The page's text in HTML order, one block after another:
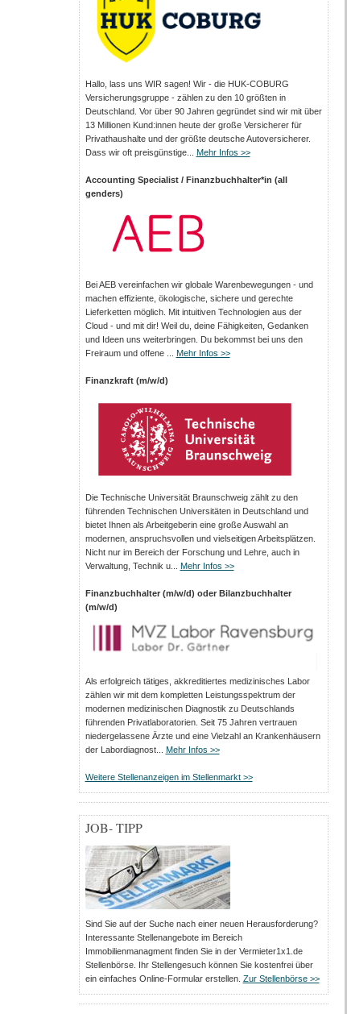
Hallo, lass uns WIR sagen! Wir - die HUK-COBURG
Versicherungsgruppe - zählen zu den 10 größten in
Deutschland. Vor über 90 Jahren gegründet sind wir mit über
13 Millionen Kund:innen heute der große Versicherer für
Privathaushalte und der größte deutsche Autoversicherer.
Dass wir oft preisgünstige...
Mehr Infos >>
Accounting Specialist / Finanzbuchhalter*in (all
genders)
Bei AEB vereinfachen wir globale Warenbewegungen - und
machen effiziente, ökologische, sichere und gerechte
Lieferketten möglich. Mit intuitiven Technologien aus der
Cloud - und mit dir! Weil du, deine Fähigkeiten, Gedanken
und Ideen uns weiterbringen. Du bekommst bei uns den
Freiraum und offene ...
Mehr Infos >>
Finanzkraft (m/w/d)
Die Technische Universität Braunschweig zählt zu den
führenden Technischen Universitäten in Deutschland und
bietet Ihnen als Arbeit­geberin eine große Auswahl an
modernen, anspruchsvollen und vielseitigen Arbeits­plätzen.
Nicht nur im Bereich der Forschung und Lehre, auch in
Verwaltung, Technik u...
Mehr Infos >>
Finanzbuchhalter (m/w/d) oder Bilanzbuchhalter
(m/w/d)
Als erfolgreich tätiges, akkreditiertes medizinisches Labor
zählen wir mit dem kompletten Leistungs­spektrum der
modernen medizinischen Diagnostik zu Deutschlands
führenden Privat­laboratorien. Seit 75 Jahren vertrauen
nieder­gelassene Ärzte und eine Vielzahl an Kranken­häusern
der Labor­diagnost... Mehr Infos >>
Weitere Stellenanzeigen im Stellenmarkt >>
JOB- TIPP
Sind Sie auf der Suche nach einer neuen Herausforderung?
Interessante Stellenangebote im Bereich
Immobilienmanagment finden Sie in der Vermieter1x1.de
Stellenbörse. Ihr Stellengesuch können Sie kostenfrei über
ein einfaches Online-Formular erstellen. Zur Stellenbörse >>